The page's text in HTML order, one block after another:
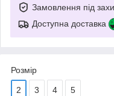
Замовлення під
Доступна доставка
Розмір
2 3 4 5